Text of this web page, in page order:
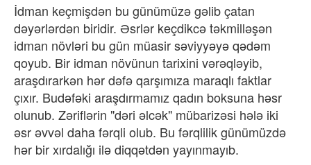
İdman keçmişdən bu günümüzə gəlib çatan
dəyərlərdən biridir. Əsrlər keçdikcə təkmilləşən
idman növləri bu gün müasir səviyyəyə qədəm
qoyub. Bir idman növünun tarixini vərəqləyib,
araşdırarkən hər dəfə qarşımıza maraqlı faktlar
çıxır. Budəfəki araşdırmamız qadın boksuna həsr
olunub. Zəriflərin "dəri əlcək" mübarizəsi hələ iki
əsr əvvəl daha fərqli olub. Bu fərqlilik günümüzdə
hər bir xırdalığı ilə diqqətdən yayınmayıb.